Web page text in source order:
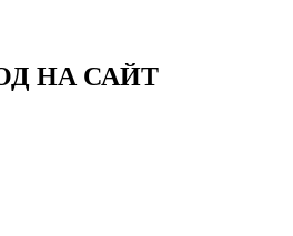
НА САЙТ